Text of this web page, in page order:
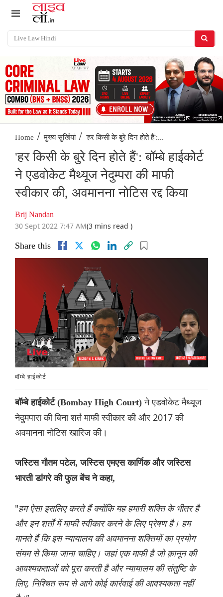
Home / मुख्य सुर्खियां / 'हर किसी के बुरे दिन होते हैं':...
'हर किसी के बुरे दिन होते हैं': बॉम्बे हाईकोर्ट
ने एडवोकेट मैथ्यूज नेदुम्परा की माफी
स्वीकार की, अवमानना नोटिस रद्द किया
Brij Nandan
30 Sept 2022 7:47 AM(3 mins read )
Share this
बॉम्बे हाईकोर्ट
बॉम्बे हाईकोर्ट (Bombay High Court) ने एडवोकेट मैथ्यूज
नेदुमपारा की बिना शर्त माफी स्वीकार की और 2017 की
अवमानना नोटिस खारिज की।
जस्टिस गौतम पटेल, जस्टिस एमएस कार्णिक और जस्टिस
भारती डांगरे की फुल बेंच ने कहा,
"हम ऐसा इसलिए करते हैं क्योंकि यह हमारी शक्ति के भीतर है
और इन शर्तों में माफी स्वीकार करने के लिए प्रेषण है। हम
मानते हैं कि इस न्यायालय की अवमानना शक्तियों का प्रयोग
संयम से किया जाना चाहिए। जहां एक माफी है जो क़ानून की
आवश्यकताओं को पूरा करती है और न्यायालय की संतुष्टि के
लिए, निश्चित रूप से आगे कोई कार्रवाई की आवश्यकता नहीं